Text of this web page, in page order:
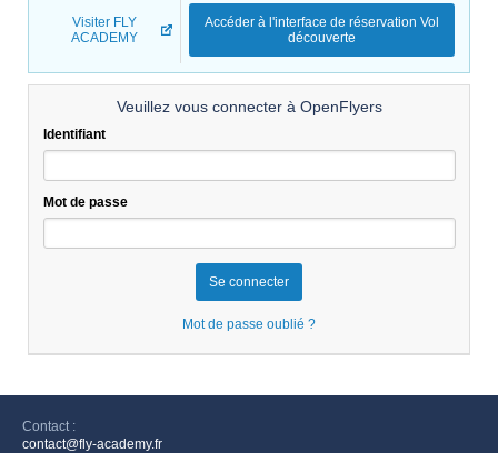
Visiter FLY
ACADEMY
Accéder à l'interface de réservation Vol
découverte
Veuillez vous connecter à OpenFlyers
Identifiant
Mot de passe
Mot de passe oublié ?
Contact :
contact@fly-academy.fr